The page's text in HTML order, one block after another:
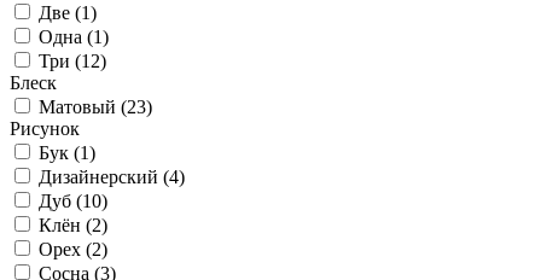
Две (1)
Одна (1)
Три (12)
Блеск
Матовый (23)
Рисунок
Бук (1)
Дизайнерский (4)
Дуб (10)
Клён (2)
Орех (2)
Сосна (3)